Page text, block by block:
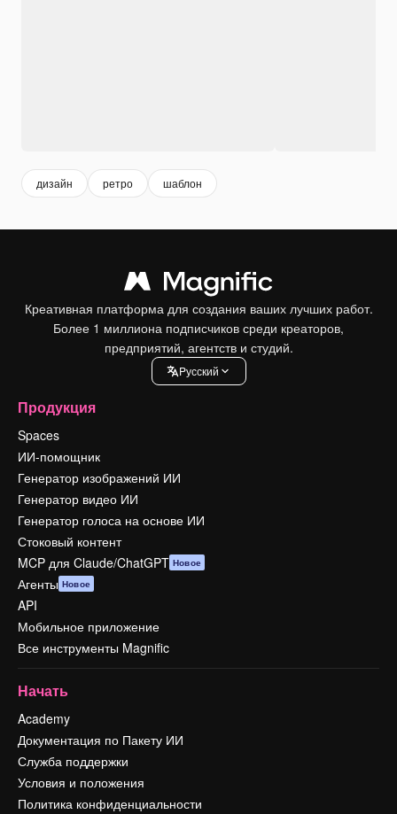
дизайн ретро шаблон
Креативная платформа для создания ваших лучших работ.
Более 1 миллиона подписчиков среди креаторов,
предприятий, агентств и студий.
Pусский
Продукция
Spaces
ИИ-помощник
Генератор изображений ИИ
Генератор видео ИИ
Генератор голоса на основе ИИ
Стоковый контент
MCP для Claude/ChatGPT Новое
Агенты Новое
API
Мобильное приложение
Все инструменты Magnific
Начать
Academy
Документация по Пакету ИИ
Служба поддержки
Условия и положения
Политика конфиденциальности